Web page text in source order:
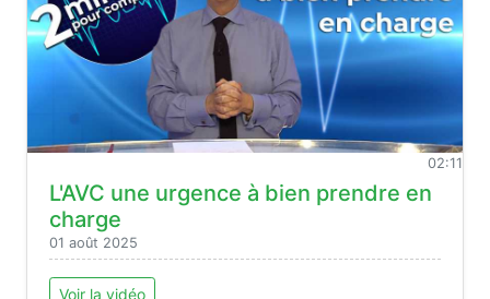
02:11
L'AVC une urgence à bien prendre en
charge
01 août 2025
Voir la vidéo